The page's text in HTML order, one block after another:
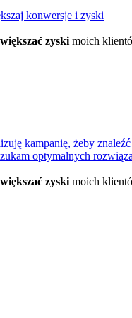
konwersje i zyski
zyski moich
kampanię, żeby
optymalnych
zyski moich